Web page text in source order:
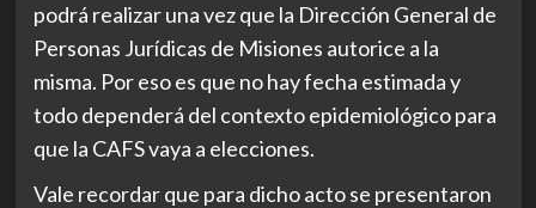
podrá realizar una vez que la Dirección General de
Personas Jurídicas de Misiones autorice a la
misma. Por eso es que no hay fecha estimada y
todo dependerá del contexto epidemiológico para
que la CAFS vaya a elecciones.
Vale recordar que para dicho acto se presentaron